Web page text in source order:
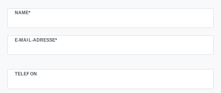
NAME*
E-MAIL-ADRESSE*
TELEFON